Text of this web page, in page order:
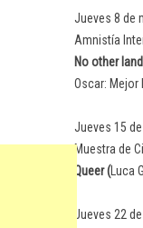
Jueves 8 de
Amnistía
No other land
Oscar: Mejor
Jueves 15
Muestra de
Queer ( Luca
Jueves 22